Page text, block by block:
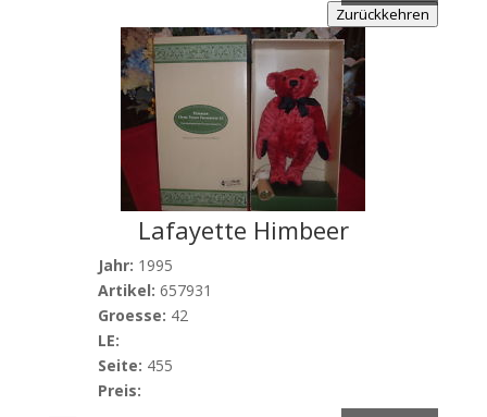
Zurückkehren
Lafayette Himbeer
Jahr: 1995
Artikel: 657931
Groesse: 42
LE:
Seite: 455
Preis: